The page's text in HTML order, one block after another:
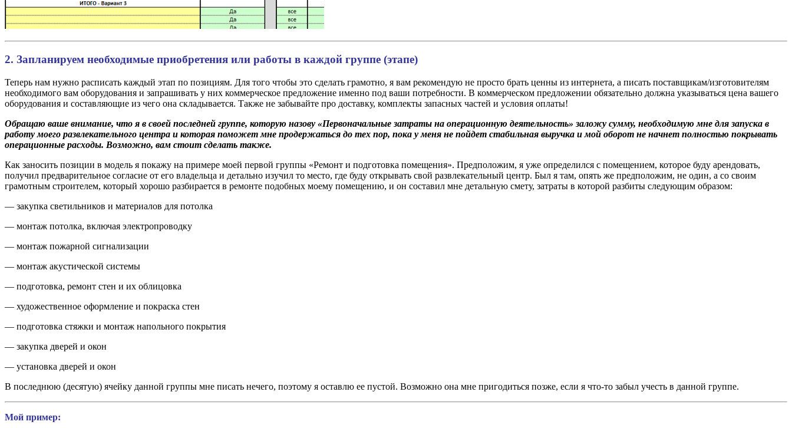
2. Запланируем необходимые приобретения или работы в каждой группе (этапе)
Теперь нам нужно расписать каждый этап по позициям. Для того чтобы это сделать грамотно, я вам рекомендую не просто брать ценны из интернета, а писать поставщикам/изготовителям
необходимого вам оборудования и запрашивать у них коммерческое предложение именно под ваши потребности. В коммерческом предложении обязательно должна указываться цена вашего
оборудования и составляющие из чего она складывается. Также не забывайте про доставку, комплекты запасных частей и условия оплаты!
Обращаю ваше внимание, что я в своей последней группе, которую назову «Первоначальные затраты на операционную деятельность» заложу сумму, необходимую мне для запуска в
работу моего развлекательного центра и которая поможет мне продержаться до тех пор, пока у меня не пойдет стабильная выручка и мой оборот не начнет полностью покрывать
операционные расходы. Возможно, вам стоит сделать также.
Как заносить позиции в модель я покажу на примере моей первой группы «Ремонт и подготовка помещения». Предположим, я уже определился с помещением, которое буду арендовать,
получил предварительное согласие от его владельца и детально изучил то место, где буду открывать свой развлекательный центр. Был я там, опять же предположим, не один, а со своим
грамотным строителем, который хорошо разбирается в ремонте подобных моему помещению, и он составил мне детальную смету, затраты в которой разбиты следующим образом:
— закупка светильников и материалов для потолка
— монтаж потолка, включая электропроводку
— монтаж пожарной сигнализации
— монтаж акустической системы
— подготовка, ремонт стен и их облицовка
— художественное оформление и покраска стен
— подготовка стяжки и монтаж напольного покрытия
— закупка дверей и окон
— установка дверей и окон
В последнюю (десятую) ячейку данной группы мне писать нечего, поэтому я оставлю ее пустой. Возможно она мне пригодиться позже, если я что-то забыл учесть в данной группе.
Мой пример: